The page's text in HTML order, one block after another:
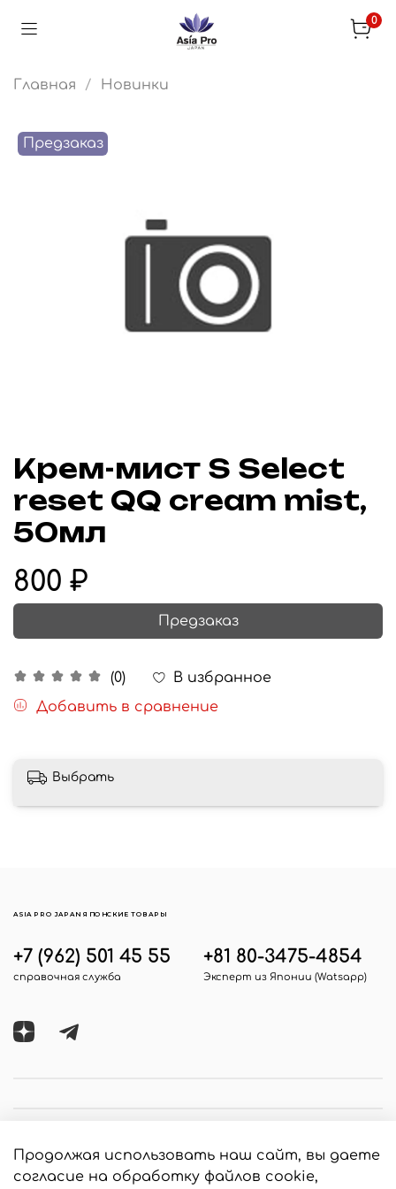
0
Главная Новинки
Предзаказ
Крем-мист S Select
reset QQ cream mist,
50мл
(0)
В избранное
Добавить в сравнение
800 ₽
Предзаказ
Выбрать
+7 (962) 501 45 55
справочная служба
+81 80-3475-4854
Эксперт из Японии (Watsapp)
ASIA PRO JAPAN ЯПОНСКИЕ ТОВАРЫ
Продолжая использовать наш сайт, вы даете
согласие на обработку файлов cookie,